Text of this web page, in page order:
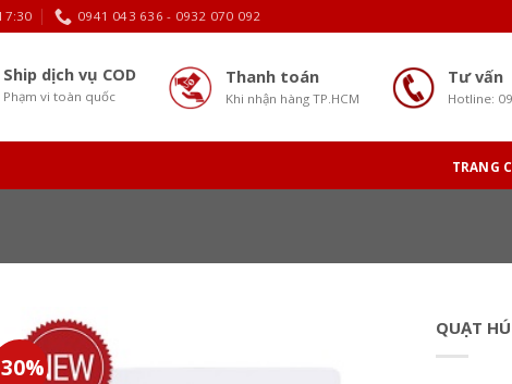
0941 043 636 - 0932 070 092
Ship dịch vụ COD
Phạm vi toàn quốc
Thanh toán
Khi nhận hàng TP.HCM
Tư vấn
Hotline:
TRANG
QUẠT